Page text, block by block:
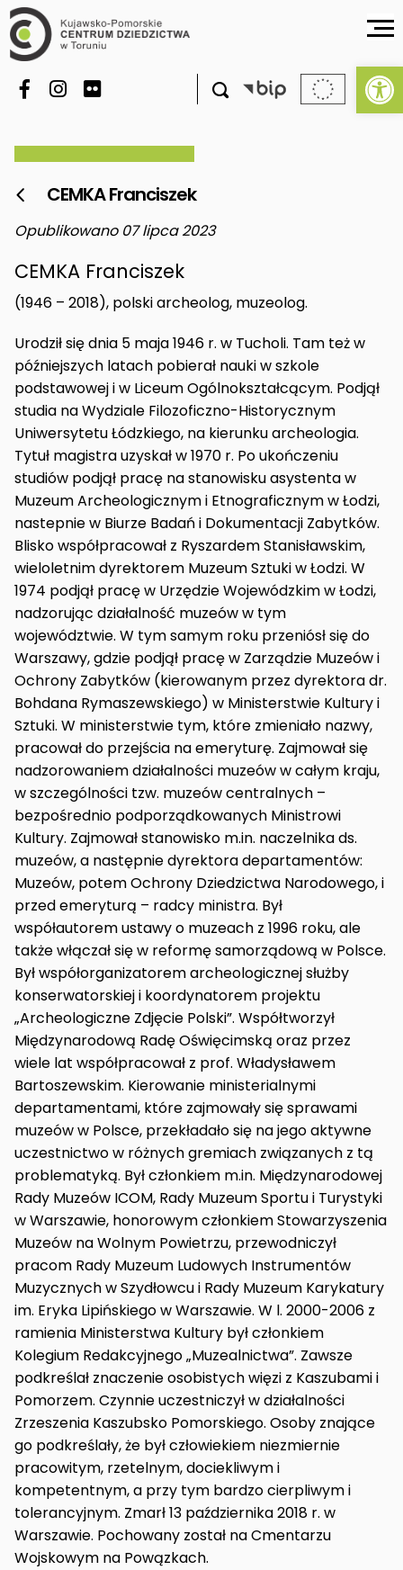

 CEMKA Franciszek
Opublikowano 07 lipca 2023
CEMKA Franciszek
(1946 – 2018), polski archeolog, muzeolog.
Urodził się dnia 5 maja 1946 r. w Tucholi. Tam też w
późniejszych latach pobierał nauki w szkole
podstawowej i w Liceum Ogólnokształcącym. Podjął
studia na Wydziale Filozoficzno-Historycznym
Uniwersytetu Łódzkiego, na kierunku archeologia.
Tytuł magistra uzyskał w 1970 r. Po ukończeniu
studiów podjął pracę na stanowisku asystenta w
Muzeum Archeologicznym i Etnograficznym w Łodzi,
nastepnie w Biurze Badań i Dokumentacji Zabytków.
Blisko współpracował z Ryszardem Stanisławskim,
wieloletnim dyrektorem Muzeum Sztuki w Łodzi. W
1974 podjął pracę w Urzędzie Wojewódzkim w Łodzi,
nadzorując działalność muzeów w tym
województwie. W tym samym roku przeniósł się do
Warszawy, gdzie podjął pracę w Zarządzie Muzeów i
Ochrony Zabytków (kierowanym przez dyrektora dr.
Bohdana Rymaszewskiego) w Ministerstwie Kultury i
Sztuki. W ministerstwie tym, które zmieniało nazwy,
pracował do przejścia na emeryturę. Zajmował się
nadzorowaniem działalności muzeów w całym kraju,
w szczególności tzw. muzeów centralnych –
bezpośrednio podporządkowanych Ministrowi
Kultury. Zajmował stanowisko m.in. naczelnika ds.
muzeów, a następnie dyrektora departamentów:
Muzeów, potem Ochrony Dziedzictwa Narodowego, i
przed emeryturą – radcy ministra. Był
współautorem ustawy o muzeach z 1996 roku, ale
także włączał się w reformę samorządową w Polsce.
Był współorganizatorem archeologicznej służby
konserwatorskiej i koordynatorem projektu
„Archeologiczne Zdjęcie Polski”. Współtworzył
Międzynarodową Radę Oświęcimską oraz przez
wiele lat współpracował z prof. Władysławem
Bartoszewskim. Kierowanie ministerialnymi
departamentami, które zajmowały się sprawami
muzeów w Polsce, przekładało się na jego aktywne
uczestnictwo w różnych gremiach związanych z tą
problematyką. Był członkiem m.in. Międzynarodowej
Rady Muzeów ICOM, Rady Muzeum Sportu i Turystyki
w Warszawie, honorowym członkiem Stowarzyszenia
Muzeów na Wolnym Powietrzu, przewodniczył
pracom Rady Muzeum Ludowych Instrumentów
Muzycznych w Szydłowcu i Rady Muzeum Karykatury
im. Eryka Lipińskiego w Warszawie. W l. 2000-2006 z
ramienia Ministerstwa Kultury był członkiem
Kolegium Redakcyjnego „Muzealnictwa”. Zawsze
podkreślał znaczenie osobistych więzi z Kaszubami i
Pomorzem. Czynnie uczestniczył w działalności
Zrzeszenia Kaszubsko Pomorskiego. Osoby znające
go podkreślały, że był człowiekiem niezmiernie
pracowitym, rzetelnym, dociekliwym i
kompetentnym, a przy tym bardzo cierpliwym i
tolerancyjnym. Zmarł 13 października 2018 r. w
Warszawie. Pochowany został na Cmentarzu
Wojskowym na Powązkach.